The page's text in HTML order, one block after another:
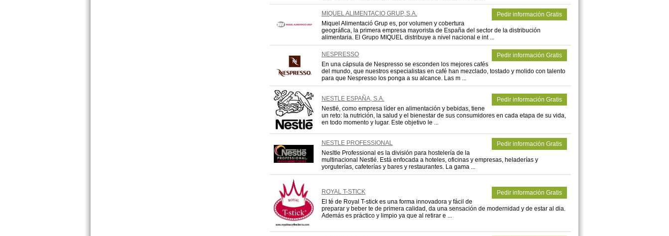
MIQUEL ALIMENTACIO GRUP, S.A.
Pedir información Gratis
Miquel Alimentació Grup es, por volumen y cobertura
geográfica, la primera empresa mayorista de España del sector de la distribución
alimentaria. El Grupo MIQUEL distribuye a nivel nacional e int ...
NESPRESSO
Pedir información Gratis
En una cápsula de Nespresso se esconden los mejores cafés
del mundo, que nuestros especialistas en café han mezclado, tostado y molido con talento
para que Nespresso los ponga a su alcance. Las m ...
NESTLE ESPAÑA, S.A.
Pedir información Gratis
Nestlé, como empresa líder en alimentación y bebidas, tiene
un reto: la nutrición, la salud y el bienestar de sus consumidores en cada etapa de su vida,
en todo momento y lugar. Este objetivo le ...
NESTLE PROFESSIONAL
Pedir información Gratis
Nesltle Professional es la división para hostelería de la
multinacional Nestlé. Está enfocada a hoteles, oficinas y empresas, heladerías y
yorguterías, cafeterías y bares y restaurantes. La gama ...
ROYAL T-STICK
Pedir información Gratis
El té de Royal T-stick es una forma innovadora y fácil de
preparar y beber te de primera calidad, da una sensación de modernidad y de estar al dia.
Además es práctico y limpio ya que al retirar e ...